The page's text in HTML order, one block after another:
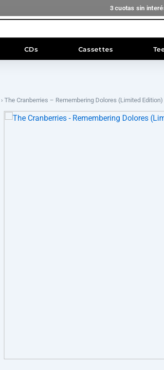
3 cuotas sin
CDs Cassettes
› The Cranberries – Remembering Dolores (Limited Edition)